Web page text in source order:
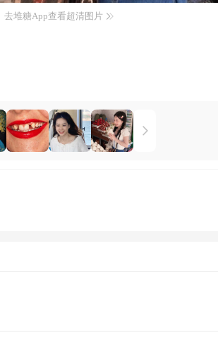
去堆糖App查看超清图片